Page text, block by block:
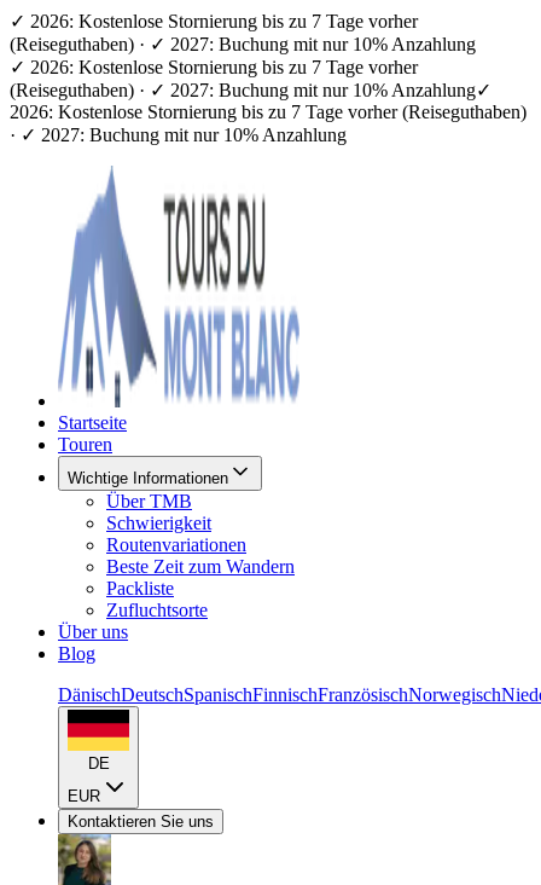
✓ 2026: Kostenlose Stornierung bis zu 7 Tage vorher
(Reiseguthaben) · ✓ 2027: Buchung mit nur 10% Anzahlung
✓ 2026: Kostenlose Stornierung bis zu 7 Tage vorher
(Reiseguthaben) · ✓ 2027: Buchung mit nur 10% Anzahlung✓
2026: Kostenlose Stornierung bis zu 7 Tage vorher (Reiseguthaben)
· ✓ 2027: Buchung mit nur 10% Anzahlung
Startseite
Touren
Wichtige Informationen
Über TMB
Schwierigkeit
Routenvariationen
Beste Zeit zum Wandern
Packliste
Zufluchtsorte
Über uns
Blog
DänischDeutschSpanischFinnischFranzösischNorwegisch
DE
EUR
Kontaktieren Sie uns